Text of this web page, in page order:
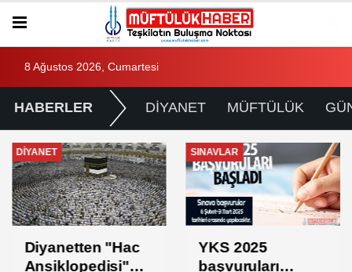
8 Ağustos 2026, Cumartesi
HABERLER DİYANET MÜFTÜLÜK
DİYANET
Diyanetten "Hac
Ansiklopedisi"
SINAVLAR
YKS 2025
başvuruları